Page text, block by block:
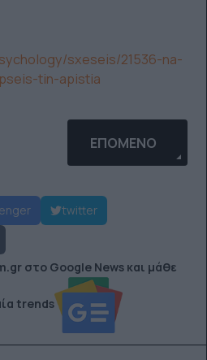
sxeseis/21536-na-
tin-apistia
ΓΙΑΤΊ ΠΡΈΠΕΙ ΝΑ ΈΧΕΙΣ
ΕΠΌΜΕΝΟ ΆΡΘΡΟ:
ΕΠΌΜΕΝΟ
twitter
στο Google News και μάθε
trends